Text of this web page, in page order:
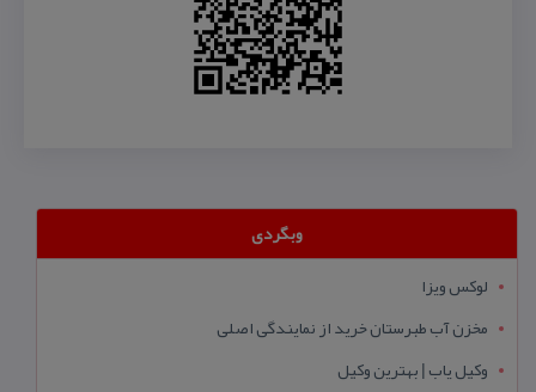
وبگردی
لوکس ویزا
مخزن آب طبرستان خرید از نمایندگی اصلی
وکیل یاب | بهترین وکیل